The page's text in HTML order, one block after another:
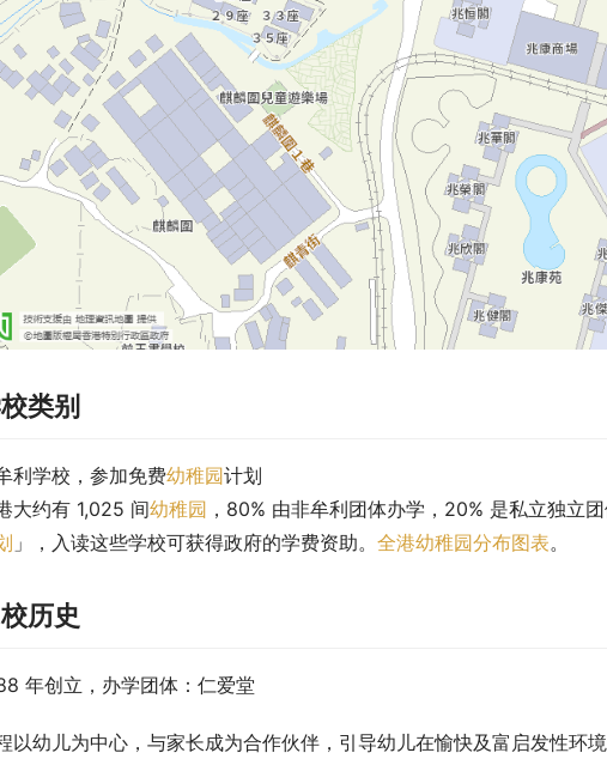
类别
利学校，参加免费幼稚园计划
大约有 1,025 间幼稚园 ，80% 由非牟利团体办学，20% 是私立独立
」，入读这些学校可获得政府的学费资助。 全港幼稚园分布图表。
历史
年创立，办学团体：仁爱堂
以幼儿为中心，与家长成为合作伙伴，引导幼儿在愉快及富启发性环